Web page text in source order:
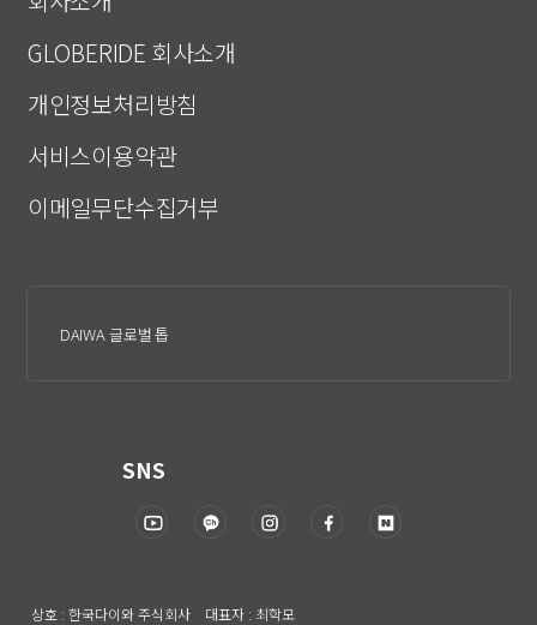
GLOBERIDE 회사소개
개인정보처리방침
서비스이용약관
이메일무단수집거부
DAIWA 글로벌 톱
SNS
상호 : 한국다이와 주식회사 대표자 : 최학모